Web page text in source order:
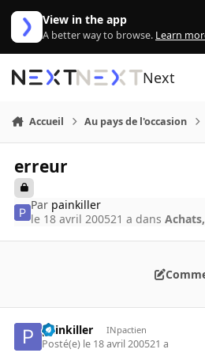
Aller au contenu
View in the app
A better way to browse. Learn
Next
Accueil Au pays de l'occasion
erreur
Par painkiller
le 18 avril 200521 a dans
painkiller INpactien
Posté(e) le 18 avril 200521 a